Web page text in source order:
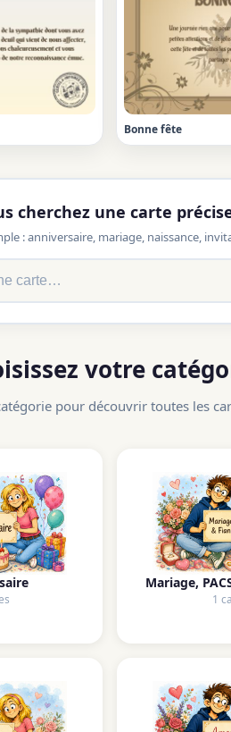
Bonne fête
cherchez une carte
: anniversaire, mariage, naissance,
votre
pour découvrir toutes les
Mariage,
1